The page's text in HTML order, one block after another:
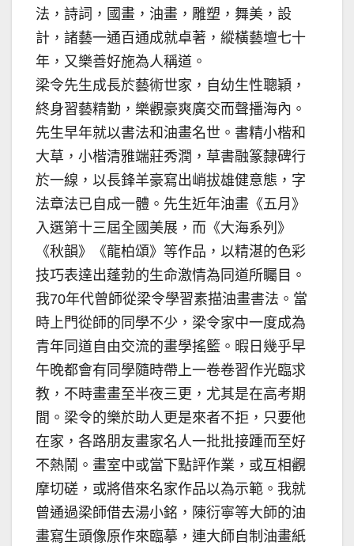
法，詩詞，國畫，油畫，雕塑，舞美，設
計，諸藝一通百通成就卓著，縱橫藝壇七十
年，又樂善好施為人稱道。
梁令先生成長於藝術世家，自幼生性聰穎，
終身習藝精勤，樂觀豪爽廣交而聲播海內。
先生早年就以書法和油畫名世。書精小楷和
大草，小楷清雅端莊秀潤，草書融篆隸碑行
於一線，以長鋒羊豪寫出峭拔雄健意態，字
法章法已自成一體。先生近年油畫《五月》
入選第十三屆全國美展，而《大海系列》
《秋韻》《龍柏頌》等作品，以精湛的色彩
技巧表達出蓬勃的生命激情為同道所矚目。
我70年代曾師從梁令學習素描油畫書法。當
時上門從師的同學不少，梁令家中一度成為
青年同道自由交流的畫學搖籃。暇日幾乎早
午晚都會有同學隨時帶上一卷卷習作光臨求
教，不時畫畫至半夜三更，尤其是在高考期
間。梁令的樂於助人更是來者不拒，只要他
在家，各路朋友畫家名人一批批接踵而至好
不熱鬧。畫室中或當下點評作業，或互相觀
摩切磋，或將借來名家作品以為示範。我就
曾通過梁師借去湯小銘，陳衍寧等大師的油
畫寫生頭像原作來臨摹，連大師自制油畫紙